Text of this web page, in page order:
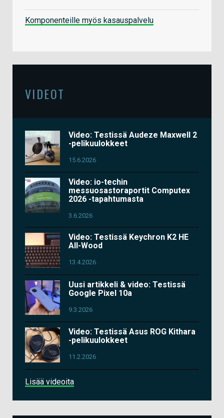
Komponenteille myös kasauspalvelu
VIDEOT
Video: Testissä Audeze Maxwell 2
-pelikuulokkeet
15.6.2026
Video: io-techin
messuosastoraportit Computex
2026 -tapahtumasta
3.6.2026
Video: Testissä Keychron K2 HE
All-Wood
13.4.2026
Uusi artikkeli & video: Testissä
Google Pixel 10a
9.3.2026
Video: Testissä Asus ROG Kithara
-pelikuulokkeet
11.2.2026
Lisää videoita